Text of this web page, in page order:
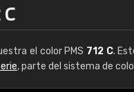
el color PMS 712 C.
, parte del sistema de